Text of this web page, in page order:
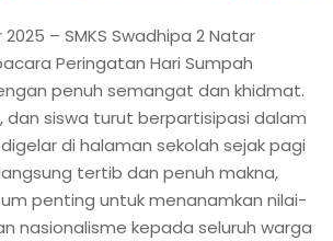
– SMKS Swadhipa 2 Natar
Peringatan Hari Sumpah
penuh semangat dan khidmat.
dan siswa turut berpartisipasi dalam
di halaman sekolah sejak pagi
tertib dan penuh makna,
penting untuk menanamkan nilai-
nasionalisme kepada seluruh warga